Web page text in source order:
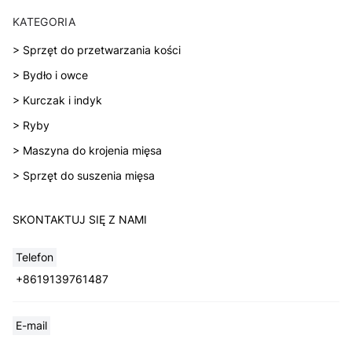
KATEGORIA
> Sprzęt do przetwarzania kości
> Bydło i owce
> Kurczak i indyk
> Ryby
> Maszyna do krojenia mięsa
> Sprzęt do suszenia mięsa
SKONTAKTUJ SIĘ Z NAMI
Telefon
+8619139761487
E-mail